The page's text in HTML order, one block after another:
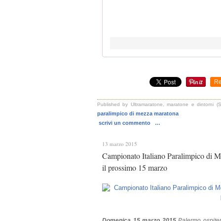
Published by Ultramaratone, maratone e dintorni
paralimpico di mezza maratona
scrivi un commento
…
13 marzo 2015
Campionato Italiano Paralimpico di
il prossimo 15 marzo